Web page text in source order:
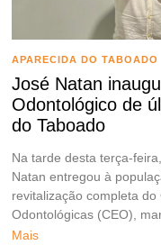
APARECIDA DO TABOADO
José Natan
Odontológico de
do Taboado
Na tarde desta terça-
Natan entregou à
revitalização completa
Odontológicas (CEO),
Mais